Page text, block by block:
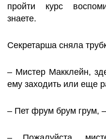
пройти курс
знаете.
Секретарша сняла
– Мистер Макклейн,
ему заходить или еще
– Пет фрум брум грум,